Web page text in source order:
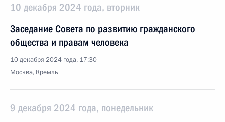
10 декабря 2024 года, вторник
Заседание Совета по развитию гражданского
общества и правам человека
10 декабря 2024 года, 17:30
Москва, Кремль
9 декабря 2024 года, понедельник